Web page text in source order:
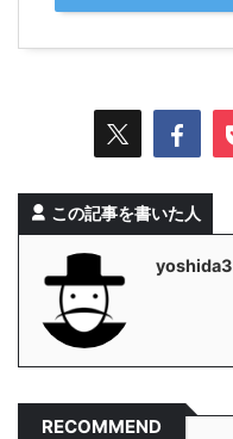
この記事を書いた人
yoshida3
RECOMMEND